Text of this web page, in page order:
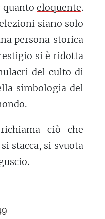
quanto eloquente.
siano solo
persona storica
si è ridotta
del culto di
simbologia del
ciò che
stacca, si svuota